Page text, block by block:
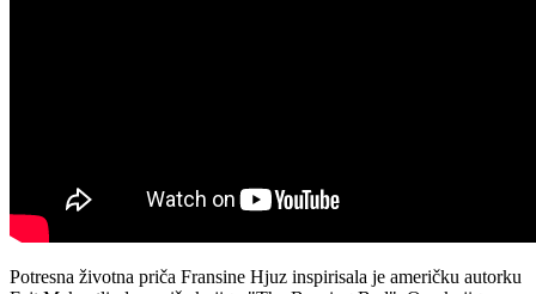
Potresna životna priča Fransine Hjuz inspirisala je američku autorku